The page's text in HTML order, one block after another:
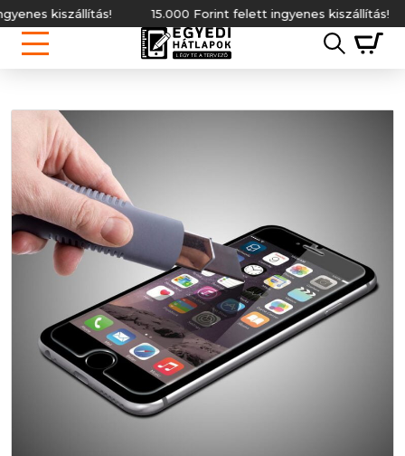
kiszállítás! 15.000 Forint felett ingyenes kiszállítás!